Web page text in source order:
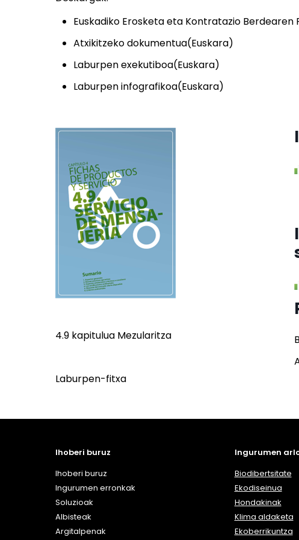
Euskadiko Erosketa eta Kontratazio Berdearen
Atxikitzeko dokumentua(Euskara)
Laburpen exekutiboa(Euskara)
Laburpen infografikoa(Euskara)
4.9 kapitulua Mezularitza
Laburpen-fitxa
Ihoberi buruz
Ihoberi buruz
Ingurumen erronkak
Soluzioak
Albisteak
Argitalpenak
Ingurumen
Biodibertsitate
Ekodiseinua
Hondakinak
Klima aldaketa
Ekoberrikuntza